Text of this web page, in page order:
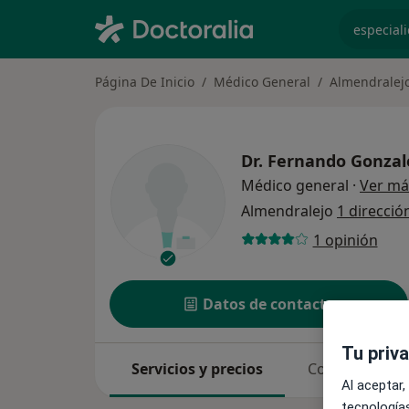
Página De Inicio Médico General
Dr. Fernando
Médico general · Ver
Almendralejo 1
1 opinión
Datos de contacto
Servicios y precios Consultas
Tu
Al